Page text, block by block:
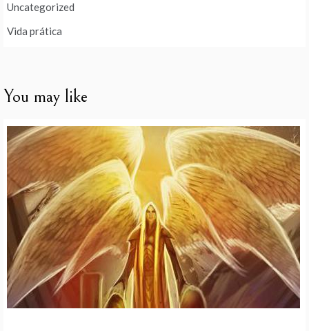
Uncategorized
Vida prática
You may like